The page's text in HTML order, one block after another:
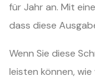
für Jahr an. Mit
dass diese
Wenn Sie diese
leisten können,